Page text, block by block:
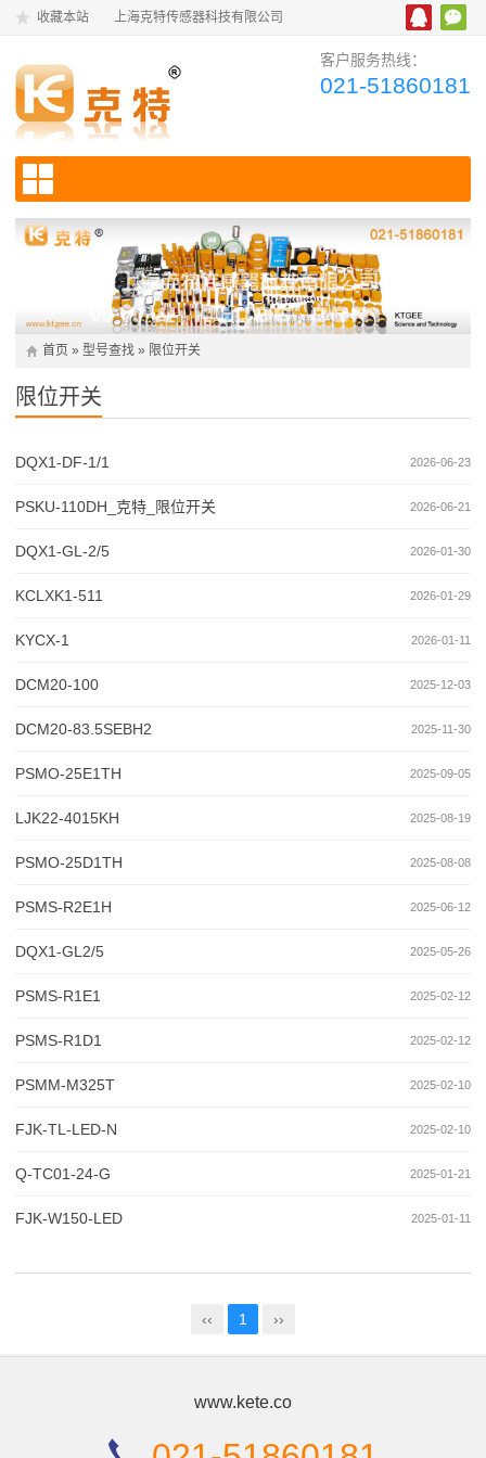
收藏本站 上海克特传感器科技有限公司
客户服务热线：
021-51860181
首页 » 型号查找 » 限位开关
限位开关
2026-06-23
DQX1-DF-1/1
2026-06-21
PSKU-110DH_克特_限位开关
2026-01-30
DQX1-GL-2/5
2026-01-29
KCLXK1-511
2026-01-11
KYCX-1
2025-12-03
DCM20-100
2025-11-30
DCM20-83.5SEBH2
2025-09-05
PSMO-25E1TH
2025-08-19
LJK22-4015KH
2025-08-08
PSMO-25D1TH
2025-06-12
PSMS-R2E1H
2025-05-26
DQX1-GL2/5
2025-02-12
PSMS-R1E1
2025-02-12
PSMS-R1D1
2025-02-10
PSMM-M325T
2025-02-10
FJK-TL-LED-N
2025-01-21
Q-TC01-24-G
2025-01-11
FJK-W150-LED
‹‹ 1 ››
www.kete.co